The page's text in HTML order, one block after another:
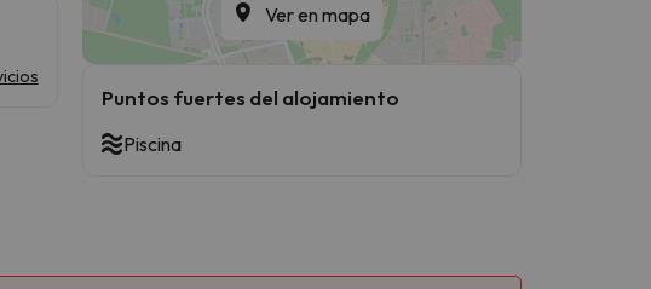
Ver en mapa
Puntos fuertes del alojamiento
Piscina